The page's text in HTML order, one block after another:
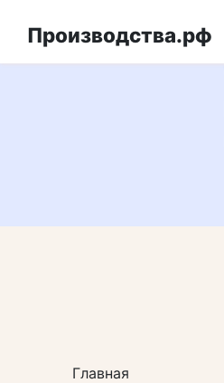
Производства.рф
Главная